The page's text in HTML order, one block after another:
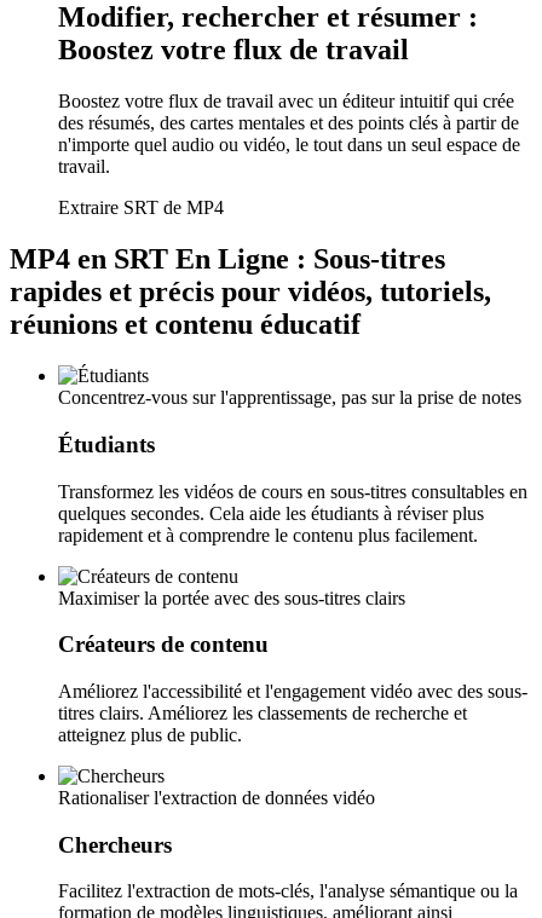
Modifier, rechercher et résumer :
Boostez votre flux de travail
Boostez votre flux de travail avec un éditeur intuitif qui crée
des résumés, des cartes mentales et des points clés à partir de
n'importe quel audio ou vidéo, le tout dans un seul espace de
travail.
Extraire SRT de MP4
MP4 en SRT En Ligne : Sous-titres
rapides et précis pour vidéos, tutoriels,
réunions et contenu éducatif
Concentrez-vous sur l'apprentissage, pas sur la prise de notes
Étudiants
Transformez les vidéos de cours en sous-titres consultables en
quelques secondes. Cela aide les étudiants à réviser plus
rapidement et à comprendre le contenu plus facilement.
Maximiser la portée avec des sous-titres clairs
Créateurs de contenu
Améliorez l'accessibilité et l'engagement vidéo avec des sous-
titres clairs. Améliorez les classements de recherche et
atteignez plus de public.
Rationaliser l'extraction de données vidéo
Chercheurs
Facilitez l'extraction de mots-clés, l'analyse sémantique ou la
formation de modèles linguistiques, améliorant ainsi